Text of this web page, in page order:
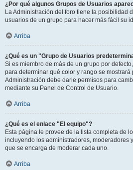
¿Por qué algunos Grupos de Usuarios
La Administración del foro tiene la posibilidad
usuarios de un grupo para hacer más fácil su
Arriba
¿Qué es un "Grupo de Usuarios
Si es miembro de más de un grupo por
para determinar qué color y rango se mostrará
Administración debe darle permisos para
mediante su Panel de Control de Usuario.
Arriba
¿Qué es el enlace "El equipo"?
Esta página le provee de la lista completa de
incluyendo los administradores, moderadores
que se encarga de moderar cada uno.
Arriba